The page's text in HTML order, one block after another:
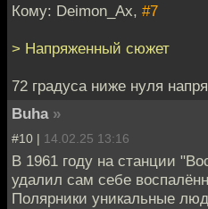
Кому: Deimon_Ax, #7
> Напряженный сюжет
72 градуса ниже нуля
Buha »
#10 | 14.02.25 13:16
В 1961 году на станции
удалил сам себе
Полярники уникальные